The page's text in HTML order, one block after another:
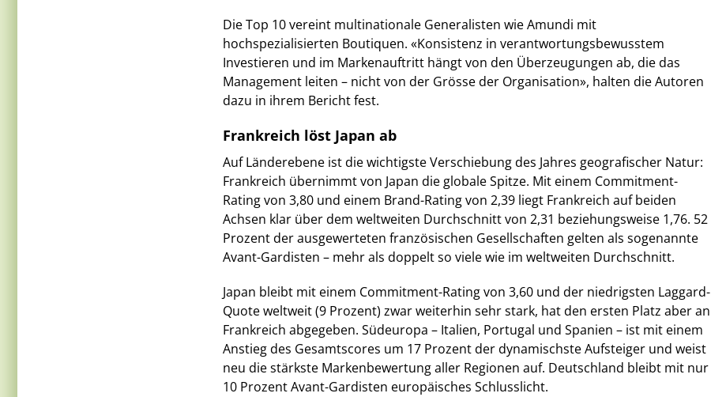
Die Top 10 vereint multinationale Generalisten wie Amundi mit
hochspezialisierten Boutiquen. «Konsistenz in verantwortungsbewusstem
Investieren und im Markenauftritt hängt von den Überzeugungen ab, die das
Management leiten – nicht von der Grösse der Organisation», halten die Autoren
dazu in ihrem Bericht fest.
Frankreich löst Japan ab
Auf Länderebene ist die wichtigste Verschiebung des Jahres geografischer Natur:
Frankreich übernimmt von Japan die globale Spitze. Mit einem Commitment-
Rating von 3,80 und einem Brand-Rating von 2,39 liegt Frankreich auf beiden
Achsen klar über dem weltweiten Durchschnitt von 2,31 beziehungsweise 1,76. 52
Prozent der ausgewerteten französischen Gesellschaften gelten als sogenannte
Avant-Gardisten – mehr als doppelt so viele wie im weltweiten Durchschnitt.
Japan bleibt mit einem Commitment-Rating von 3,60 und der niedrigsten Laggard-
Quote weltweit (9 Prozent) zwar weiterhin sehr stark, hat den ersten Platz aber an
Frankreich abgegeben. Südeuropa – Italien, Portugal und Spanien – ist mit einem
Anstieg des Gesamtscores um 17 Prozent der dynamischste Aufsteiger und weist
neu die stärkste Markenbewertung aller Regionen auf. Deutschland bleibt mit nur
10 Prozent Avant-Gardisten europäisches Schlusslicht.